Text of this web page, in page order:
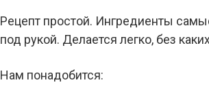
Рецепт простой. Ингредиенты
под рукой. Делается легко, без
Нам понадобится: